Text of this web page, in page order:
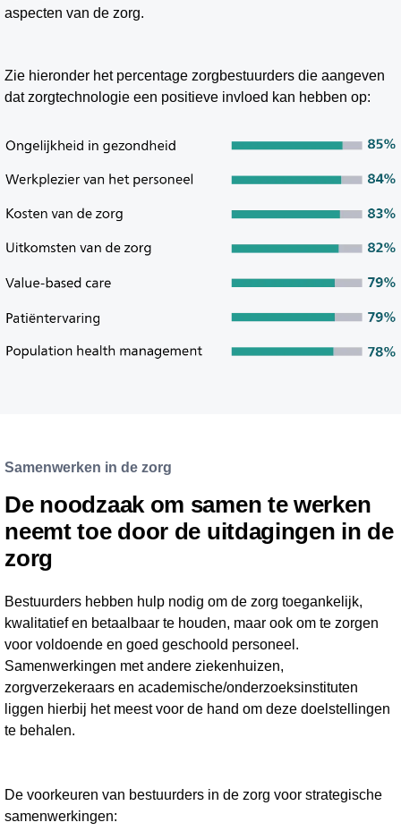
aspecten van de zorg.
Zie hieronder het percentage zorgbestuurders die aangeven
dat zorgtechnologie een positieve invloed kan hebben op:
Samenwerken in de zorg
De noodzaak om samen te werken
neemt toe door de uitdagingen in de
zorg
Bestuurders hebben hulp nodig om de zorg toegankelijk,
kwalitatief en betaalbaar te houden, maar ook om te zorgen
voor voldoende en goed geschoold personeel.
Samenwerkingen met andere ziekenhuizen,
zorgverzekeraars en academische/onderzoeksinstituten
liggen hierbij het meest voor de hand om deze doelstellingen
te behalen.
De voorkeuren van bestuurders in de zorg voor strategische
samenwerkingen: